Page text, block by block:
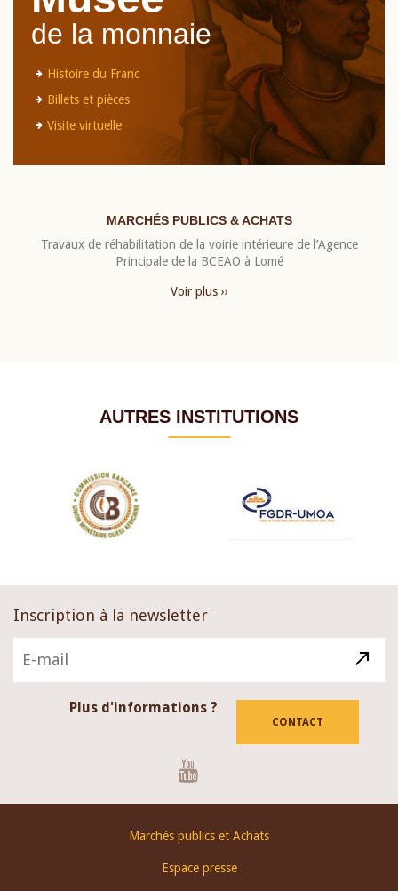
de la monnaie
Histoire du Franc
Billets et pièces
Visite virtuelle
MARCHÉS PUBLICS & ACHATS
Travaux de réhabilitation de la voirie intérieure de l’Agence
Principale de la BCEAO à Lomé
Voir plus ››
AUTRES INSTITUTIONS
Inscription à la newsletter
Plus d'informations ?
CONTACT
Marchés publics et Achats
Espace presse